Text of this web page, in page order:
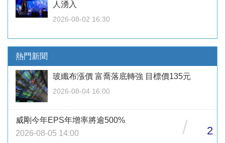
人湧入
2026-08-02 16:30
熱門新聞
玻纖布漲價 富喬落底轉強 目標價135元
2026-08-04 16:00
威剛今年EPS年增率將逾500%
2026-08-05 14:00
/ 2